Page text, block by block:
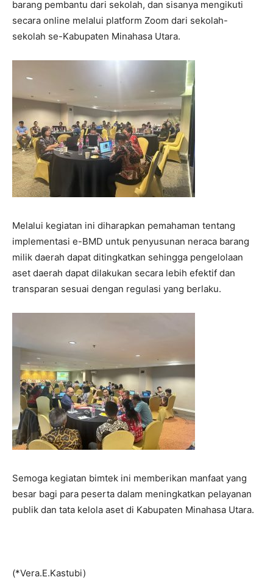
barang pembantu dari sekolah, dan sisanya mengikuti
secara online melalui platform Zoom dari sekolah-
sekolah se-Kabupaten Minahasa Utara.
Melalui kegiatan ini diharapkan pemahaman tentang
implementasi e-BMD untuk penyusunan neraca barang
milik daerah dapat ditingkatkan sehingga pengelolaan
aset daerah dapat dilakukan secara lebih efektif dan
transparan sesuai dengan regulasi yang berlaku.
Semoga kegiatan bimtek ini memberikan manfaat yang
besar bagi para peserta dalam meningkatkan pelayanan
publik dan tata kelola aset di Kabupaten Minahasa Utara.
(*Vera.E.Kastubi)